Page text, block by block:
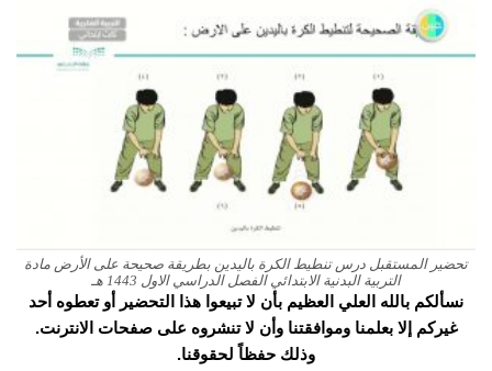
تحضير المستقبل درس تنطيط الكرة باليدين بطريقة صحيحة على الأرض مادة
التربية البدنية الابتدائي الفصل الدراسي الاول 1443 هـ
نسألكم بالله العلي العظيم بأن لا تبيعوا هذا التحضير أو تعطوه أحد
غيركم إلا بعلمنا وموافقتنا وأن لا تنشروه على صفحات الانترنت.
وذلك حفظاً لحقوقنا.